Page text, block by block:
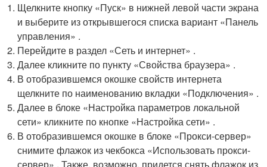
Щелкните кнопку «Пуск» в нижней левой части экрана
и выберите из открывшегося списка вариант «Панель
управления» .
Перейдите в раздел «Сеть и интернет» .
Далее кликните по пункту «Свойства браузера» .
В отобразившемся окошке свойств интернета
щелкните по наименованию вкладки «Подключения» .
Далее в блоке «Настройка параметров локальной
сети» кликните по кнопке «Настройка сети» .
В отобразившемся окошке в блоке «Прокси-сервер»
снимите флажок из чекбокса «Использовать прокси-